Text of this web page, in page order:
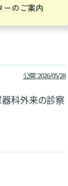
らせ
公開：2026/05/28
器科外来の診察
ーのご案内